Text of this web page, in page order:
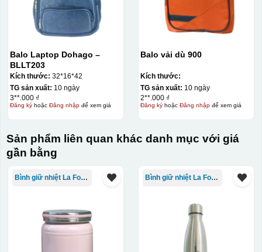
Chất liệu:
Balo Laptop Dohago –
BLLT203
Kích thước: 32*16*42
TG sản xuất: 10 ngày
3**.000 ₫
Đăng kýhoặc Đăng nhậpđể xem giá
Balo vải dù 900
Kích thước:
TG sản xuất: 10 ngày
2**.000 ₫
Đăng kýhoặc Đăng nhậpđể xem giá
Sản phẩm liên quan khác danh mục với giá
gần bằng
Bình giữ nhiệt La Fonte Bình giữ nhiệt La Fonte